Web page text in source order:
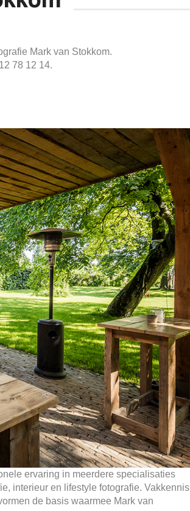
Mark van Stokkom.
78 12 14.
ervaring in meerdere specialisaties
interieur en lifestyle fotografie. Vakkennis
de basis waarmee Mark van